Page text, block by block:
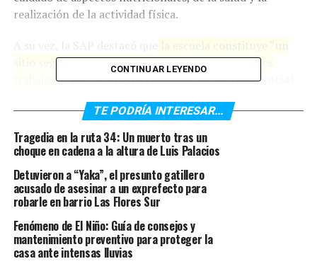
realización de la actividad física.
sitio seguro” para los menores mientras sus padres
trabajany quees una herramienta de equidad social
sociales más vulnerables.
En ese sentido, explicaron que el cierre de las escuelas
marcó disparidades sociales: “Muchos adolescentes son
incapaces de completar su tarea escolar por falta de
dispositivos o de conectividad, lo cual hace que los
implementación,dando lugar a la aparición de una
brecha tecnológica entre niñas, niños y adolescentes
CONTINUAR LEYENDO
TE PODRÍA INTERESAR...
Tragedia en la ruta 34: Un muerto tras un
choque en cadena a la altura de Luis Palacios
Detuvieron a “Yaka”, el presunto gatillero
acusado de asesinar a un exprefecto para
robarle en barrio Las Flores Sur
Fenómeno de El Niño: Guía de consejos y
mantenimiento preventivo para proteger la
casa ante intensas lluvias